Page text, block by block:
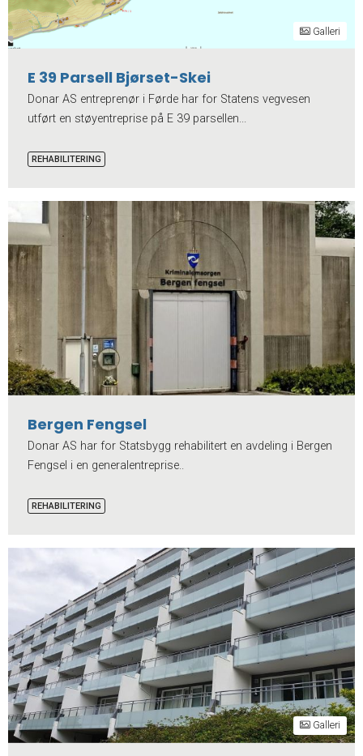
Galleri
E 39 Parsell Bjørset-Skei
Donar AS entreprenør i Førde har for Statens vegvesen
utført en støyentreprise på E 39 parsellen...
REHABILITERING
Bergen Fengsel
Donar AS har for Statsbygg rehabilitert en avdeling i Bergen
Fengsel i en generalentreprise..
REHABILITERING
Galleri